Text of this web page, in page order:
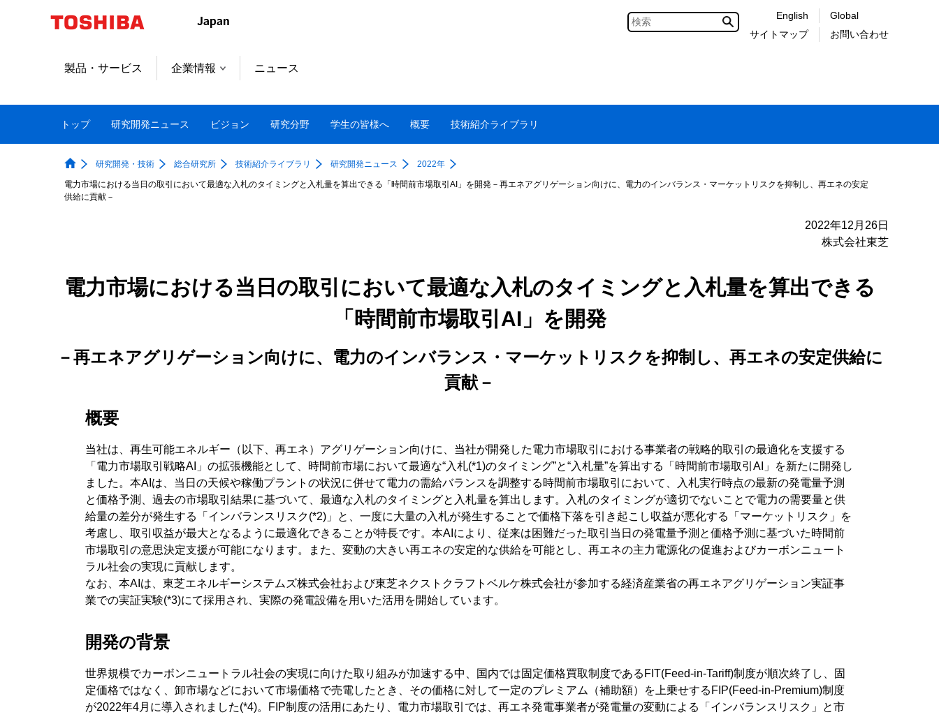
ャ
プ
English
サイトマップ
Global
お問い合わせ
製品・サービス 企業情報 ニュース
トップ 研究開発ニュース ビジョン 研究分野 学生の皆様へ 概要 技術紹介ライブラリ
研究開発・技術 総合研究所 技術紹介ライブラリ 研究開発ニュース 2022年
電力市場における当日の取引において最適な入札のタイミングと入札量を算出できる「時間前市場取引AI」を開発－再エネアグリゲーション向けに、電力のインバランス・マーケットリスクを抑制し、再エネの安定
供給に貢献－
2022年12月26日
株式会社東芝
電力市場における当日の取引において最適な入札のタイミングと入札量を算出できる
「時間前市場取引AI」を開発
－再エネアグリゲーション向けに、電力のインバランス・マーケットリスクを抑制し、再エネの安定供給に
貢献－
概要
当社は、再生可能エネルギー（以下、再エネ）アグリゲーション向けに、当社が開発した電力市場取引における事業者の戦略的取引の最適化を支援する
「電力市場取引戦略AI」の拡張機能として、時間前市場において最適な“入札(*1)のタイミング”と“入札量”を算出する「時間前市場取引AI」を新たに開発し
ました。本AIは、当日の天候や稼働プラントの状況に併せて電力の需給バランスを調整する時間前市場取引において、入札実行時点の最新の発電量予測
と価格予測、過去の市場取引結果に基づいて、最適な入札のタイミングと入札量を算出します。入札のタイミングが適切でないことで電力の需要量と供
給量の差分が発生する「インバランスリスク(*2)」と、一度に大量の入札が発生することで価格下落を引き起こし収益が悪化する「マーケットリスク」を
考慮し、取引収益が最大となるように最適化できることが特長です。本AIにより、従来は困難だった取引当日の発電量予測と価格予測に基づいた時間前
市場取引の意思決定支援が可能になります。また、変動の大きい再エネの安定的な供給を可能とし、再エネの主力電源化の促進およびカーボンニュート
ラル社会の実現に貢献します。
なお、本AIは、東芝エネルギーシステムズ株式会社および東芝ネクストクラフトベルケ株式会社が参加する経済産業省の再エネアグリゲーション実証事
業での実証実験(*3)にて採用され、実際の発電設備を用いた活用を開始しています。
開発の背景
世界規模でカーボンニュートラル社会の実現に向けた取り組みが加速する中、国内では固定価格買取制度であるFIT(Feed-in-Tariff)制度が順次終了し、固
定価格ではなく、卸市場などにおいて市場価格で売電したとき、その価格に対して一定のプレミアム（補助額）を上乗せするFIP(Feed-in-Premium)制度
が2022年4月に導入されました(*4)。FIP制度の活用にあたり、電力市場取引では、再エネ発電事業者が発電量の変動による「インバランスリスク」と市